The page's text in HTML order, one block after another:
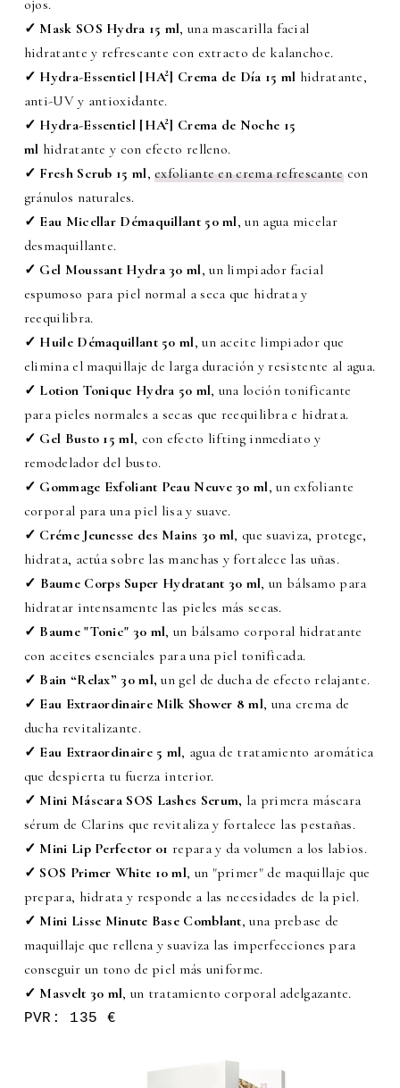
ojos.
✓ Mask SOS Hydra 15 ml, una mascarilla facial
hidratante y refrescante con extracto de kalanchoe.
✓ Hydra-Essentiel [HA²] Crema de Día 15 ml hidratante,
anti-UV y antioxidante.
✓ Hydra-Essentiel [HA²] Crema de Noche 15
ml hidratante y con efecto relleno.
✓ Fresh Scrub 15 ml,exfoliante en crema refrescantecon
gránulos naturales.
✓ Eau Micellar Démaquillant 50 ml, un agua micelar
desmaquillante.
✓ Gel Moussant Hydra 30 ml, un limpiador facial
espumoso para piel normal a seca que hidrata y
reequilibra.
✓ Huile Démaquillant 50 ml, un aceite limpiador que
elimina el maquillaje de larga duración y resistente al agua.
✓ Lotion Tonique Hydra 50 ml, una loción tonificante
para pieles normales a secas que reequilibra e hidrata.
✓ Gel Busto 15 ml, con efecto lifting inmediato y
remodelador del busto.
✓ Gommage Exfoliant Peau Neuve 30 ml, un exfoliante
corporal para una piel lisa y suave.
✓ Créme Jeunesse des Mains 30 ml, que suaviza, protege,
hidrata, actúa sobre las manchas y fortalece las uñas.
✓ Baume Corps Super Hydratant 30 ml, un bálsamo para
hidratar intensamente las pieles más secas.
✓ Baume "Tonic" 30 ml, un bálsamo corporal hidratante
con aceites esenciales para una piel tonificada.
✓ Bain “Relax” 30 ml, un gel de ducha de efecto relajante.
✓ Eau Extraordinaire Milk Shower 8 ml, una crema de
ducha revitalizante.
✓ Eau Extraordinaire 5 ml, agua de tratamiento aromática
que despierta tu fuerza interior.
✓ Mini Máscara SOS Lashes Serum, la primera máscara
sérum de Clarins que revitaliza y fortalece las pestañas.
✓ Mini Lip Perfector 01repara y da volumen a los labios.
✓ SOS Primer White 10 ml, un "primer" de maquillaje que
prepara, hidrata y responde a las necesidades de la piel.
✓ Mini Lisse Minute Base Comblant, una prebase de
maquillaje que rellena y suaviza las imperfecciones para
conseguir un tono de piel más uniforme.
✓ Masvelt 30 ml, un tratamiento corporal adelgazante.
PVR: 135 €